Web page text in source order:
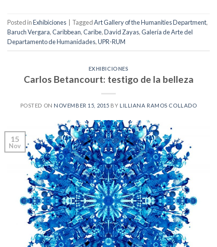
Posted inExhibiciones TaggedArt Gallery of the Humanities Department,
Baruch Vergara,Caribbean,Caribe,David Zayas,Galería de Arte del
Departamento de Humanidades,UPR-RUM
EXHIBICIONES
Carlos Betancourt: testigo de la belleza
POSTED ON NOVEMBER 15, 2015 BY LILLIANA RAMOS COLLADO
15
Nov